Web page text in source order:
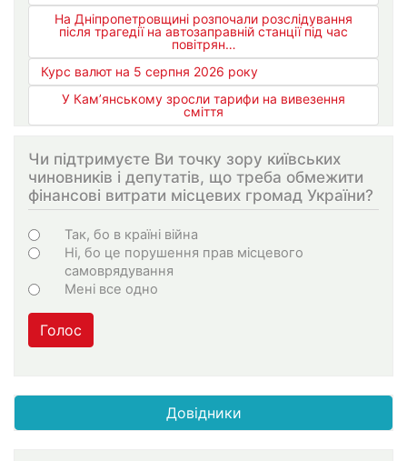
На Дніпропетровщині розпочали розслідування
після трагедії на автозаправній станції під час
повітрян…
Курс валют на 5 серпня 2026 року
У Кам’янському зросли тарифи на вивезення
сміття
Чи підтримуєте Ви точку зору київських
чиновників і депутатів, що треба обмежити
фінансові витрати місцевих громад України?
Варіанти
Так, бо в країні війна
Ні, бо це порушення прав місцевого
самоврядування
Мені все одно
Голос
Довідники